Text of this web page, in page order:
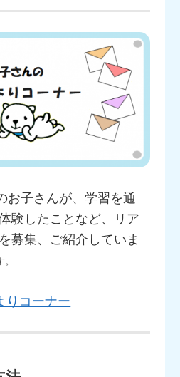
お子さんが、学習を通
験したことなど、リア
募集、ご紹介していま
りコーナー